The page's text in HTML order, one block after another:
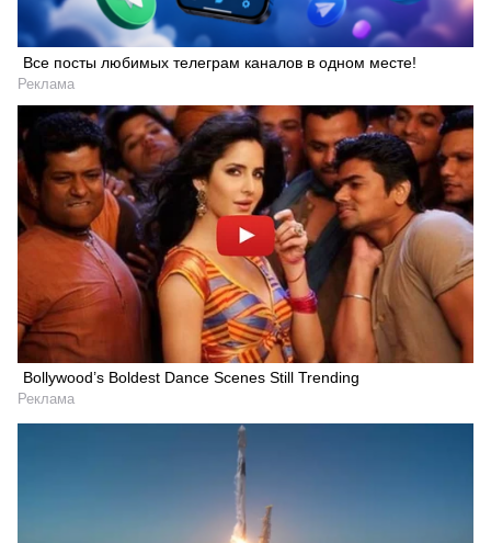
Все посты любимых телеграм каналов в одном месте!
Реклама
Bollywood’s Boldest Dance Scenes Still Trending
Реклама